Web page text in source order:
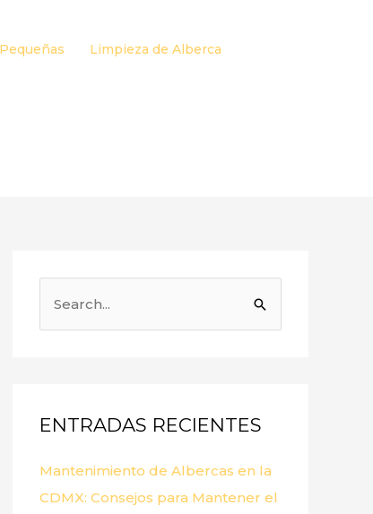
Limpieza de Alberca
r
o
r
ENTRADAS RECIENTES
Mantenimiento de Albercas en la
CDMX: Consejos para Mantener el